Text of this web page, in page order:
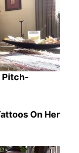
Pitch-
On Her